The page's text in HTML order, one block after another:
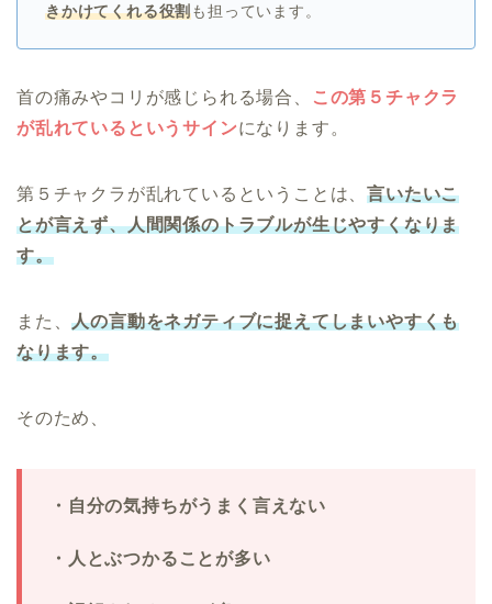
きかけてくれる役割も担っています。
首の痛みやコリが感じられる場合、
この第５チャクラ
が乱れているというサインになります。
第５チャクラが乱れているということは、言いたいこ
とが言えず、人間関係のトラブルが生じやすくなりま
す。
また、人の言動をネガティブに捉えてしまいやすくも
なります。
そのため、
・自分の気持ちがうまく言えない
・人とぶつかることが多い